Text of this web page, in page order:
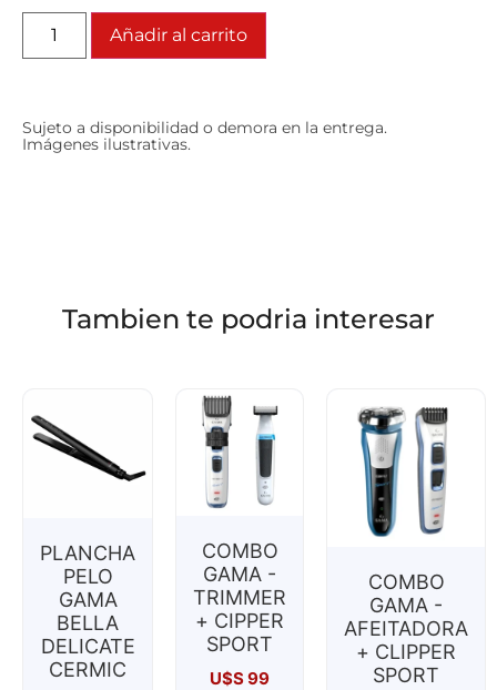
Añadir al carrito
Sujeto a disponibilidad o demora en la entrega.
Imágenes ilustrativas.
Tambien te podria interesar
PLANCHA
PELO
GAMA
BELLA
DELICATE
CERMIC
COMBO
GAMA -
TRIMMER
+ CIPPER
SPORT
U$S99
COMBO
GAMA -
AFEITADORA
+ CLIPPER
SPORT